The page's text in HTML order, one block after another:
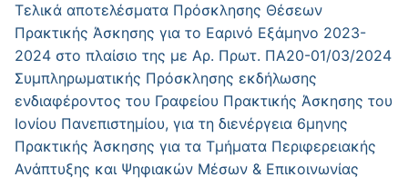
Τελικά αποτελέσματα Πρόσκλησης Θέσεων
Πρακτικής Άσκησης για το Εαρινό Εξάμηνο 2023-
2024 στο πλαίσιο της με Αρ. Πρωτ. ΠΑ20-01/03/2024
Συμπληρωματικής Πρόσκλησης εκδήλωσης
ενδιαφέροντος του Γραφείου Πρακτικής Άσκησης του
Ιονίου Πανεπιστημίου, για τη διενέργεια 6μηνης
Πρακτικής Άσκησης για τα Τμήματα Περιφερειακής
Ανάπτυξης και Ψηφιακών Μέσων & Επικοινωνίας